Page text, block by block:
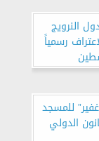
النرويج
رسمياً
للمسجد
الدولي